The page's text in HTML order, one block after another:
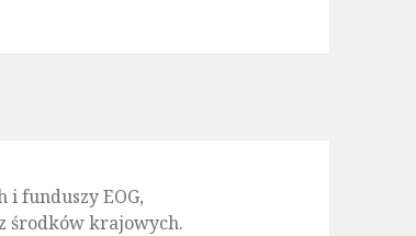
funduszy EOG,
środków krajowych.